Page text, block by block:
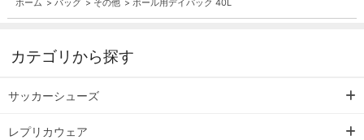
ホーム > バッグ > その他 > ボール用デイパック 40L
カテゴリから探す
サッカーシューズ
レプリカウェア